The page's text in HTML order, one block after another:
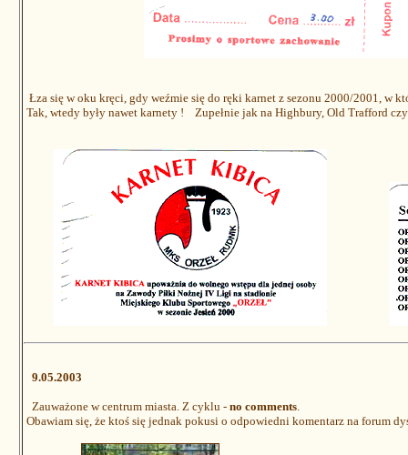
Łza się w oku kręci, gdy weźmie się do ręki karnet z sezonu 2000/2001, w
Tak, wtedy były nawet karnety ! Zupełnie jak na Highbury, Old Trafford
9.05.2003
Zauważone w centrum miasta. Z cyklu - no comments
Obawiam się, że ktoś się jednak pokusi o odpowiedni komentarz na forum